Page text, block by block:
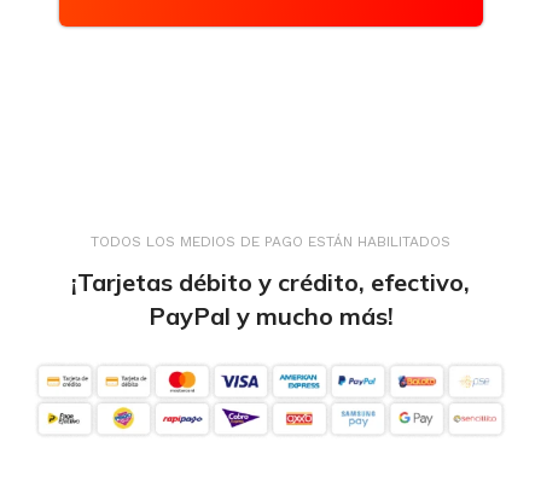
TODOS LOS MEDIOS DE PAGO ESTÁN HABILITADOS
¡Tarjetas débito y crédito, efectivo,
PayPal y mucho más!